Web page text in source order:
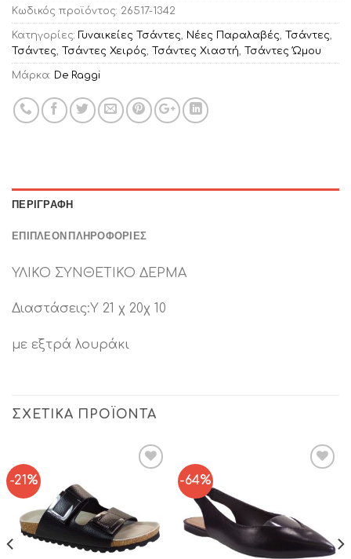
Κωδικός προϊόντος: 26517-1342
Κατηγορίες: Γυναικείες Τσάντες Νέες Παραλαβές Τσάντες
Τσάντες Τσάντες Χειρός Τσάντες Χιαστή Τσάντες Ώμου
Μάρκα: De Raggi
ΠΕΡΙΓΡΑΦΉ
ΕΠΙΠΛΈΟΝ ΠΛΗΡΟΦΟΡΊΕΣ
ΥΛΙΚΟ ΣΥΝΘΕΤΙΚΟ ΔΕΡΜΑ
Διαστάσεις:Υ 21 χ 20χ 10
με εξτρά λουράκι
ΣΧΕΤΙΚΆ ΠΡΟΪΌΝΤΑ
-21% -64%